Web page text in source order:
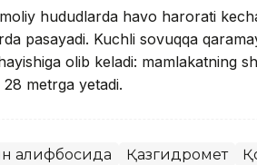
hududlarda havo harorati
pasayadi. Kuchli sovuqqa
olib keladi: mamlakatning
metrga yetadi.
алифбосида Қазгидромет